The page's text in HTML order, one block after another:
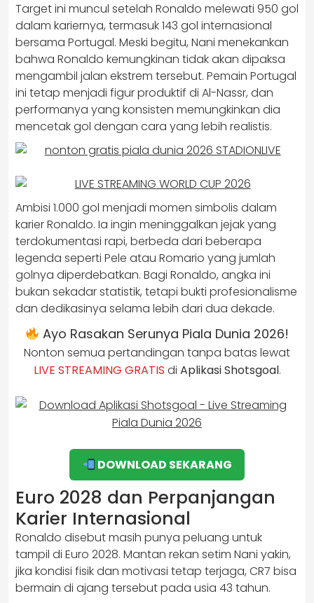
Target ini muncul setelah Ronaldo melewati 950 gol
dalam kariernya, termasuk 143 gol internasional
bersama Portugal. Meski begitu, Nani menekankan
bahwa Ronaldo kemungkinan tidak akan dipaksa
mengambil jalan ekstrem tersebut. Pemain Portugal
ini tetap menjadi figur produktif di Al-Nassr, dan
performanya yang konsisten memungkinkan dia
mencetak gol dengan cara yang lebih realistis.
Ambisi 1.000 gol menjadi momen simbolis dalam
karier Ronaldo. Ia ingin meninggalkan jejak yang
terdokumentasi rapi, berbeda dari beberapa
legenda seperti Pele atau Romario yang jumlah
golnya diperdebatkan. Bagi Ronaldo, angka ini
bukan sekadar statistik, tetapi bukti profesionalisme
dan dedikasinya selama lebih dari dua dekade.
Ayo Rasakan Serunya Piala Dunia 2026!
Nonton semua pertandingan tanpa batas lewat
LIVE STREAMING GRATIS di Aplikasi Shotsgoal.
DOWNLOAD SEKARANG
Euro 2028 dan Perpanjangan
Karier Internasional
Ronaldo disebut masih punya peluang untuk
tampil di Euro 2028. Mantan rekan setim Nani yakin,
jika kondisi fisik dan motivasi tetap terjaga, CR7 bisa
bermain di ajang tersebut pada usia 43 tahun.